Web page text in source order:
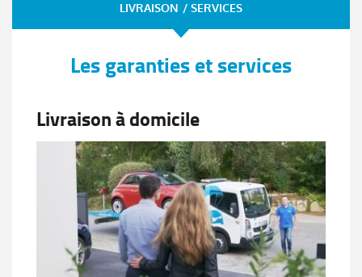
LIVRAISON / SERVICES
Les garanties et services
Livraison à domicile